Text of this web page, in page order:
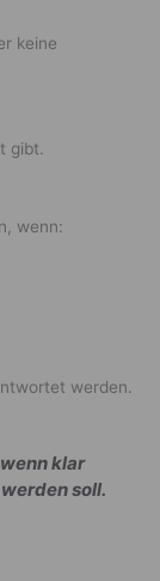
keine
gibt.
wenn:
werden.
klar
soll.